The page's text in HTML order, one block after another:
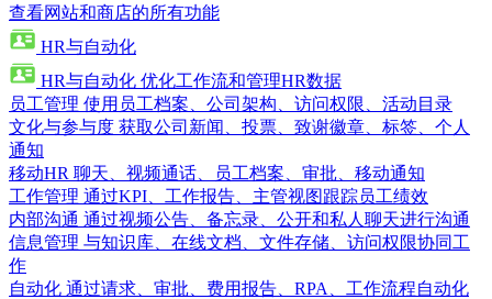
查看网站和商店的所有功能
HR与自动化
HR与自动化 优化工作流和管理HR数据
员工管理 使用员工档案、公司架构、访问权限、活动目录
文化与参与度 获取公司新闻、投票、致谢徽章、标签、个人
通知
移动HR 聊天、视频通话、员工档案、审批、移动通知
工作管理 通过KPI、工作报告、主管视图跟踪员工绩效
内部沟通 通过视频公告、备忘录、公开和私人聊天进行沟通
信息管理 与知识库、在线文档、文件存储、访问权限协同工
作
自动化 通过请求、审批、费用报告、RPA、工作流程自动化